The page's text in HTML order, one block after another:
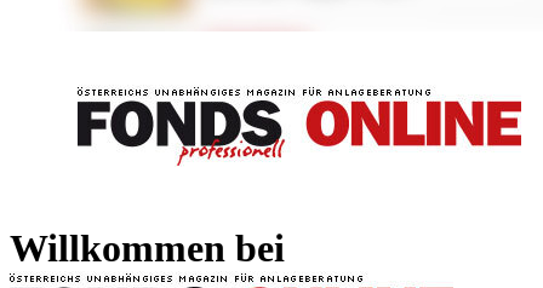
Willkommen bei